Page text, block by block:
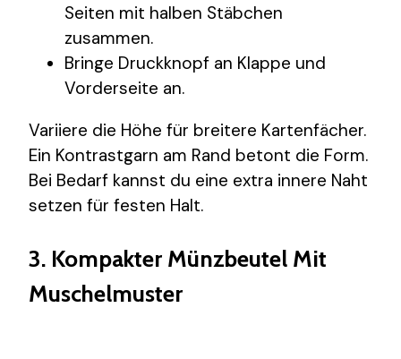
Seiten mit halben Stäbchen
zusammen.
Bringe Druckknopf an Klappe und
Vorderseite an.
Variiere die Höhe für breitere Kartenfächer.
Ein Kontrastgarn am Rand betont die Form.
Bei Bedarf kannst du eine extra innere Naht
setzen für festen Halt.
3. Kompakter Münzbeutel Mit
Muschelmuster